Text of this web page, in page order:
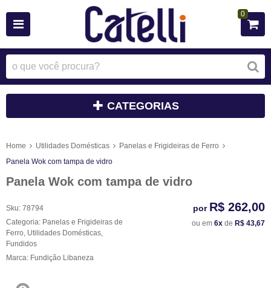
0
CATEGORIAS
Home Utilidades Domésticas
Panelas e Frigideiras de Ferro
Panela Wok com tampa de vidro
Panela Wok com tampa de vidro
Sku: 78794
Categoria: Panelas e Frigideiras de
Ferro Utilidades Domésticas
Fundidos
Marca: Fundição Libaneza
por R$ 262,00
ou em 6x de R$ 43,67